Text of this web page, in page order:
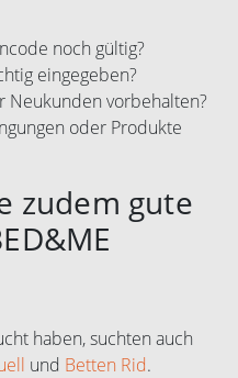
noch gültig?
eingegeben?
Neukunden vorbehalten?
oder Produkte
zudem gute
haben, suchten auch
und Betten Rid.